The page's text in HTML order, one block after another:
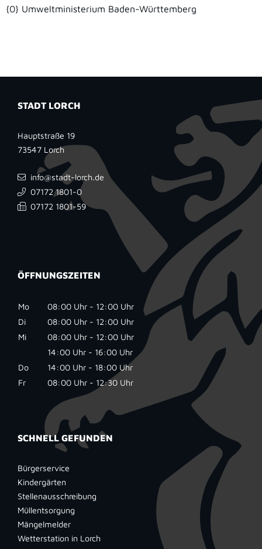
{0} Umweltministerium Baden-Württemberg
STADT LORCH
Hauptstraße 19
73547 Lorch
info@stadt-lorch.de
07172 1801-0
07172 1801-59
ÖFFNUNGSZEITEN
Mo
08:00 Uhr - 12:00 Uhr
Di
08:00 Uhr - 12:00 Uhr
Mi
08:00 Uhr - 12:00 Uhr
14:00 Uhr - 16:00 Uhr
Do
14:00 Uhr - 18:00 Uhr
Fr
08:00 Uhr - 12:30 Uhr
SCHNELL GEFUNDEN
Bürgerservice
Kindergärten
Stellenausschreibung
Müllentsorgung
Mängelmelder
Wetterstation in Lorch